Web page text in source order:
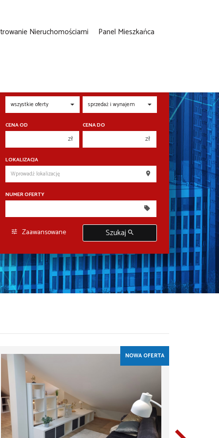
Nieruchomościami Panel Mieszkańca
NIERUCHOMOŚĆ TRANSAKCJA
CENA OD
zł
250 000 zł
300 000 zł
400 000 zł
CENA DO
zł
250 000 zł
300 000 zł
400 000 zł
450 000 zł
LOKALIZACJA
NUMER OFERTY
Zaawansowane Szukaj
NOWA OFERTA